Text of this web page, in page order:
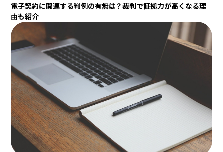
電子契約に関連する判例の有無は？裁判で証拠力が高くなる理
由も紹介